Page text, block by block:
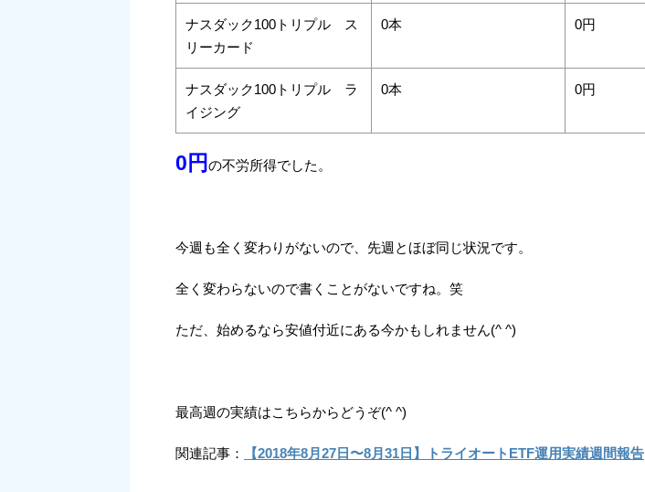
ナスダック100トリプル ス
リーカード
0本 0円
ナスダック100トリプル ラ
イジング
0本 0円
0円 の不労所得でした。
今週も全く変わりがないので、先週とほぼ同じ状況です。
全く変わらないので書くことがないですね。笑
ただ、始めるなら安値付近にある今かもしれません(^ ^)
最高週の実績はこちらからどうぞ(^ ^)
関連記事： 【2018年8月27日〜8月31日】トライオートETF運用実績週間報告